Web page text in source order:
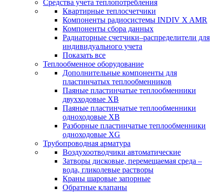
Средства учета теплопотребления
Квартирные теплосчетчики
Компоненты радиосистемы INDIV X AMR
Компоненты сбора данных
Радиаторные счетчики–распределители для
индивидуального учета
Показать все
Теплообменное оборудование
Дополнительные компоненты для
пластинчатых теплообменников
Паяные пластинчатые теплообменники
двухходовые XB
Паяные пластинчатые теплообменники
одноходовые ХВ
Разборные пластинчатые теплообменники
одноходовые ХG
Трубопроводная арматура
Воздухоотводчики автоматические
Затворы дисковые, перемещаемая среда –
вода, гликолевые растворы
Краны шаровые запорные
Обратные клапаны